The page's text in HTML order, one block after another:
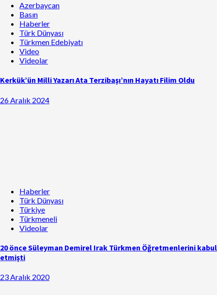
Azerbaycan
Basın
Haberler
Türk Dünyası
Türkmen Edebiyatı
Video
Videolar
Kerkük’ün Milli Yazarı Ata Terzibaşı’nın Hayatı Filim Oldu
26 Aralık 2024
Haberler
Türk Dünyası
Türkiye
Türkmeneli
Videolar
20 önce Süleyman Demirel Irak Türkmen Öğretmenlerini kabul
etmişti
23 Aralık 2020